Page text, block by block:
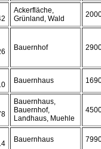
Ackerfläche,
Grünland, Wald
Bauernhof
Bauernhaus
Bauernhaus,
Bauernhof,
Landhaus, Muehle
Bauernhaus